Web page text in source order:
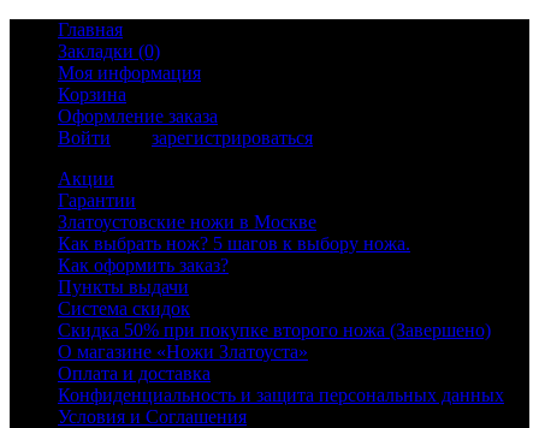
Главная
Закладки (0)
Моя информация
Корзина
Оформление заказа
Войти
зарегистрироваться
Акции
Гарантии
Златоустовские ножи в Москве
Как выбрать нож? 5 шагов к выбору ножа.
Как оформить заказ?
Пункты выдачи
Система скидок
Скидка 50% при покупке второго ножа (Завершено)
О магазине «Ножи Златоуста»
Оплата и доставка
Конфиденциальность и защита персональных данных
Условия и Соглашения